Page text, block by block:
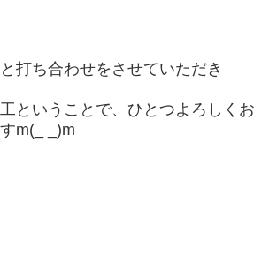
打ち合わせをさせていただき
ということで、ひとつよろしくお
m(_ _)m